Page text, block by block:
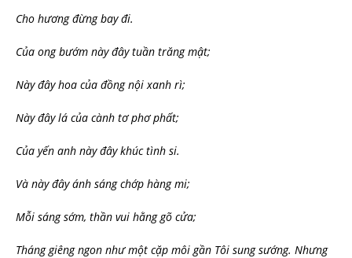
Cho hương đừng bay đi.
Của ong bướm này đây tuần trăng mật;
Này đây hoa của đồng nội xanh rì;
Này đây lá của cành tơ phơ phất;
Của yến anh này đây khúc tình si.
Và này đây ánh sáng chớp hàng mi;
Mỗi sáng sớm, thần vui hằng gõ cửa;
Thánggiêng ngon như một cặp môi gần Tôi sung sướng. Nhưng